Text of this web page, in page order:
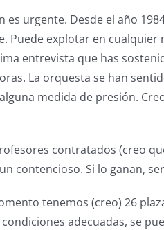
es urgente. Desde el año
Puede explotar en
entrevista que has
La orquesta se han
medida de presión.
contratados (creo
contencioso. Si lo ganan,
tenemos (creo) 26
adecuadas, se